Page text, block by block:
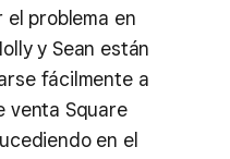
problema en
y Sean están
fácilmente a
venta Square
en el